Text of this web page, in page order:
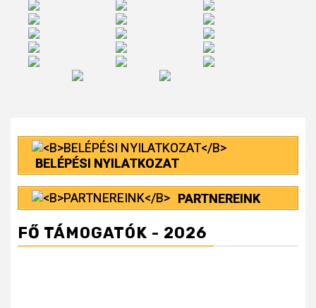
BELÉPÉSI NYILATKOZAT
PARTNEREINK
FŐ TÁMOGATÓK - 2026